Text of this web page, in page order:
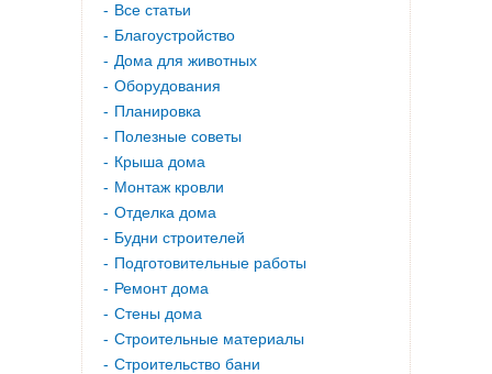
Все статьи
Благоустройство
Дома для животных
Оборудования
Планировка
Полезные советы
Крыша дома
Монтаж кровли
Отделка дома
Будни строителей
Подготовительные работы
Ремонт дома
Стены дома
Строительные материалы
Строительство бани